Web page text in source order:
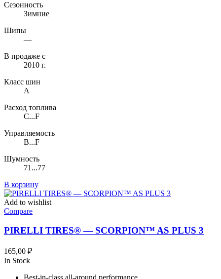
Сезонность
Зимние
Шипы
—
В продаже с
2010 г.
Класс шин
A
Расход топлива
C...F
Управляемость
B...F
Шумность
71...77
В корзину
Add to wishlist
Compare
PIRELLI TIRES® — SCORPION™ AS PLUS 3
165,00 ₽
In Stock
Best-in-class all-around performance